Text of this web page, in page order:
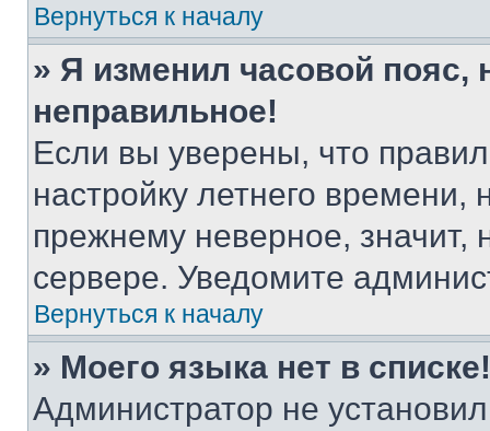
Вернуться к началу
» Я изменил часовой пояс,
неправильное!
Если вы уверены, что
настройку летнего
прежнему неверное, значит,
сервере. Уведомите
Вернуться к началу
» Моего языка нет в списке!
Администратор не